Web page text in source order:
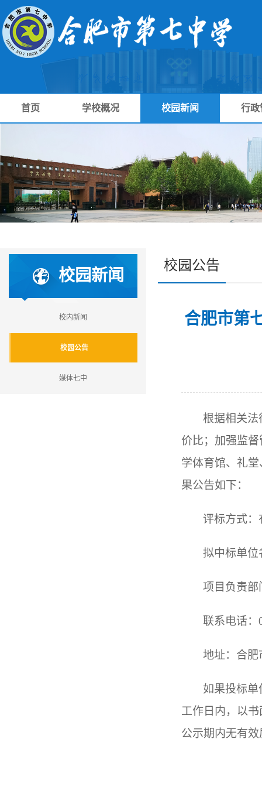
首页 学校概况 校园新闻 行政
校园新闻
校内新闻
校园公告
媒体七中
校园公告
合肥市第
根据相关法
价比；加强监
学体育馆、礼
果公告如下：
评标方式：
拟中标单位
项目负责部
联系电话：
地址：合肥
如果投标
工作日内，以
公示期内无有